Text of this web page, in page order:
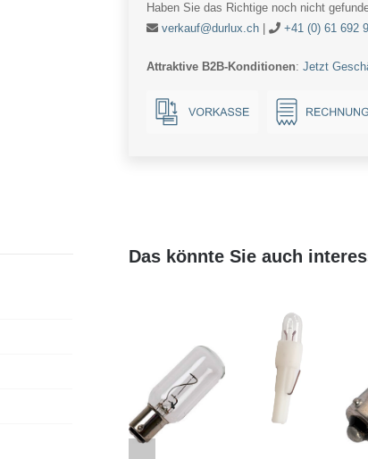
9x23mm
Menge
Haben Sie das Richtige noch nicht
verkauf@durlux.ch| +41 (0) 61 692
Attraktive B2B-Konditionen: Jetzt
Das könnte Sie auch